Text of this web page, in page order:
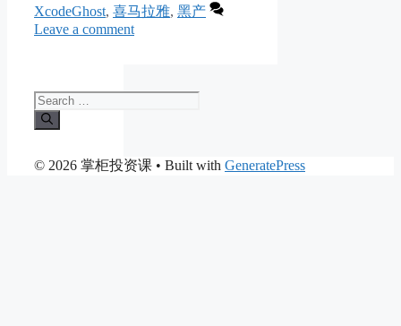
XcodeGhost, 喜马拉雅, 黑产
Leave a comment
Search
for:
© 2026 掌柜投资课 • Built with GeneratePress